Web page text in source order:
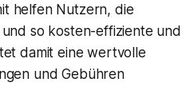
helfen Nutzern, die
so kosten-effiziente und
damit eine wertvolle
und Gebühren